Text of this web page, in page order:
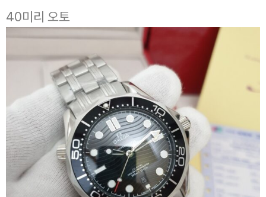
40미리 오토